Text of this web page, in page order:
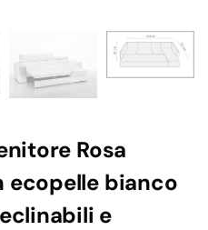
Rosa
ecopelle bianco
e